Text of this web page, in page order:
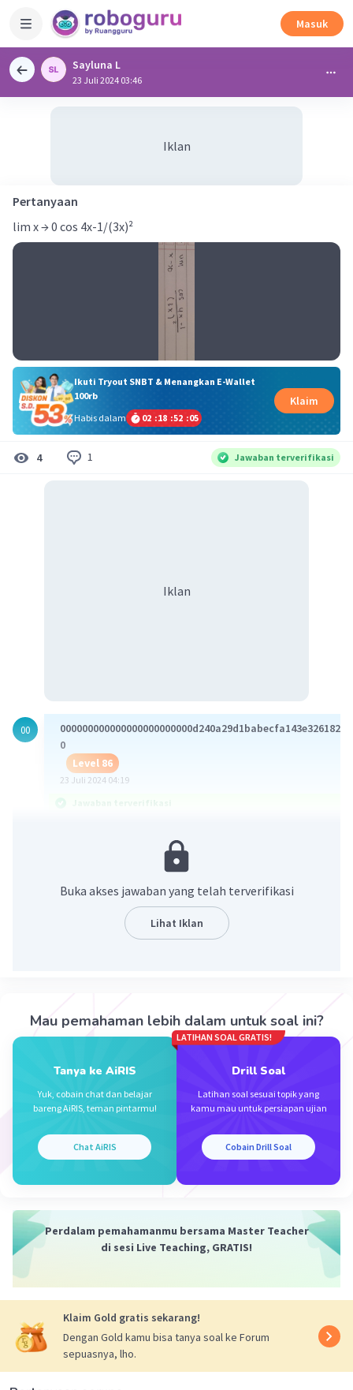
Masuk
Sayluna L
23 Juli 2024 03:46
Iklan
Pertanyaan
lim x → 0 cos 4x-1/(3x)²
Ikuti Tryout SNBT & Menangkan E-Wallet
100rb
Habis dalam
02 :18 :52 :05
Klaim
4 1 Jawaban terverifikasi
Iklan
00
0
Level 86
23 Juli 2024 04:19
Jawaban terverifikasi
Beri Rating Balas
Buka akses jawaban yang telah terverifikasi
Lihat Iklan
Mau pemahaman lebih dalam untuk soal ini?
Tanya ke AiRIS
Yuk, cobain chat dan belajar
bareng AiRIS, teman pintarmu!
Chat AiRIS
LATIHAN SOAL GRATIS!
Drill Soal
Latihan soal sesuai topik yang
kamu mau untuk persiapan ujian
Cobain Drill Soal
Perdalam pemahamanmu bersama Master Teacher
di sesi Live Teaching, GRATIS!
Klaim Gold gratis sekarang!
Dengan Gold kamu bisa tanya soal ke Forum
sepuasnya, lho.